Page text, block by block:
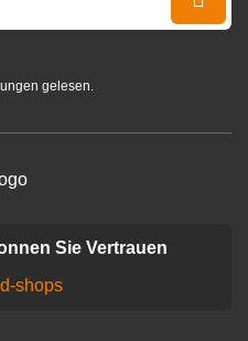
gelesen.
Sie Vertrauen